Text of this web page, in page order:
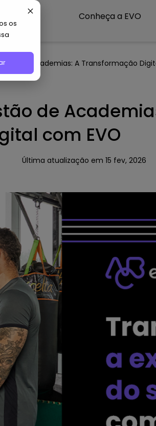
os
Conheça a EVO
de Academias: A Transformação
de
com EVO
Última atualização em 15 fev, 2026